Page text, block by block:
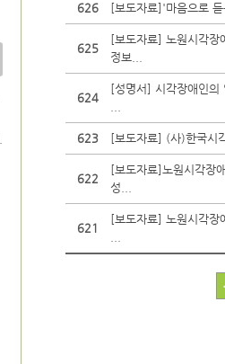
626 [보도자료]'마음으로
625
[보도자료] 노원시각장
정보...
624
[성명서] 시각장애인의
623 [보도자료] (사)한국시
622
[보도자료]노원시각장
성...
621
[보도자료] 노원시각